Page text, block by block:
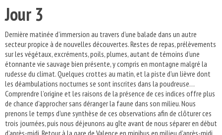
Jour 3
Dernière matinée d’immersion au travers d’une balade dans un autre
secteur propice à de nouvelles découvertes. Restes de repas, prélèvements
sur les végétaux, excréments, poils, plumes, autant de témoins d’une
étonnante vie sauvage bien présente, y compris en montagne malgré la
rudesse du climat. Quelques crottes au matin, et la piste d’un lièvre dont
les déambulations nocturnes se sont inscrites dans la poudreuse…
Comprendre l’origine et les raisons de la présence de ces indices offre plus
de chance d’approcher sans déranger la faune dans son milieu. Nous
prenons le temps d’une synthèse de ces observations afin de clôturer ces
trois journées, puis nous déjeunons au gîte avant de nous séparer en début
d’après-midi. Retour à la gare de Valence en minibus en milieu d’après-midi